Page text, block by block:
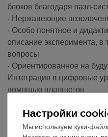
блоков благодаря пазл-
- Нержавеющие
- Особо понятное и
описание эксперимента, в
вопросы
- Ориентированное на
Интеграция в цифровые
помощью планшетов
интуитивно понятного
- Повышение медийной
Настройки
Мы используем куки-